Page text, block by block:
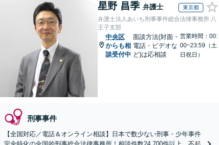
星野 昌季 弁護士 東京都
弁護士法人あいち刑事事件総合法律事務所 八
王子支部
中央区
からも相
談受付中
面談方法(対面・
電話・ビデオな
ど)は応相談
営業時間：00:
00~23:59（土
日祝日）
刑事事件
【全国対応／電話＆オンライン相談】日本で数少ない刑事・少年事件